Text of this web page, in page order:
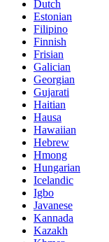
Dutch
Estonian
Filipino
Finnish
Frisian
Galician
Georgian
Gujarati
Haitian
Hausa
Hawaiian
Hebrew
Hmong
Hungarian
Icelandic
Igbo
Javanese
Kannada
Kazakh